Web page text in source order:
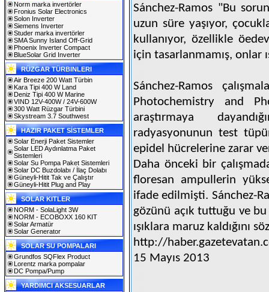
Norm marka invertörler
Fronius Solar Electronics
Solon Inverter
Siemens Inverter
Studer marka invertörler
SMA Sunny Island Off-Grid
Phoenix Inverter Compact
BlueSolar Grid Inverter
RÜZGAR TÜRBINLERI
Air Breeze 200 Watt Türbin
Kara Tipi 400 W Land
Deniz Tipi 400 W Marine
VIND 12V-400W / 24V-600W
300 Watt Rüzgar Türbini
Skystream 3.7 Southwest
HAZIR PAKET SİSTEMLER
Solar Enerji Paket Sistemler
Solar LED Aydınlatma Paket
Sistemleri
Solar Su Pompa Paket Sistemleri
Solar DC Buzdolabı / İlaç Dolabı
Güneyli-Hitit Tak ve Çalıştır
Güneyli-Hitit Plug and Play
SOLAR KITLER
NORM - SolaLight 3W
NORM - ECOBOXX 160 KIT
Solar Armatür
Solar Generator
SOLAR SU POMPALARI
Grundfos SQFlex Product
Lorentz marka pompalar
DC Pompa/Pump
YARDIMCI AKSESUARLAR
Sánchez-Ramos "Bu
uzun süre yaşıyor,
kullanıyor, özellikle
için tasarlanmamış, onlar
Sánchez-Ramos
Photochemistry and
araştırmaya
radyasyonunun test
epidel hücrelerine zarar
Daha önceki bir
floresan ampullerin
ifade edilmişti. Sánchez-
gözünü açık tuttuğu ve
ışıklara maruz kaldığını
http://
15 Mayıs 2013